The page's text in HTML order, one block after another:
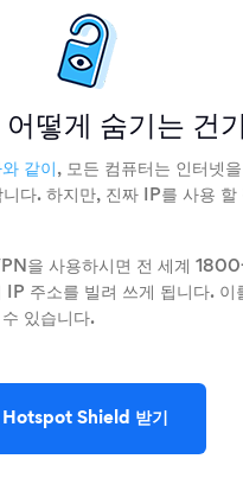
어떻게 숨기는 건
같이 , 모든 컴퓨터는 인터넷
다. 하지만, 진짜 IP를 사용 할
을 사용하시면 전 세계
IP 주소를 빌려 쓰게 됩니다. 이
있습니다.
Hotspot Shield 받기